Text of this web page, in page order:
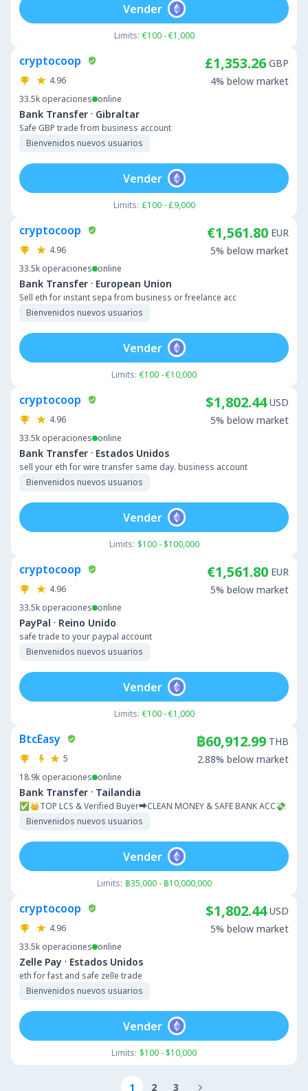
Limits: €100 - €1,000
Vender
cryptocoop
4.96
33.5k operaciones online
Bank Transfer · Gibraltar
Safe GBP trade from business account
Bienvenidos nuevos usuarios
£1,353.26 GBP
4% below market
Limits: £100 - £9,000
Vender
cryptocoop
4.96
33.5k operaciones online
Bank Transfer · European Union
Sell eth for instant sepa from business or freelance acc
Bienvenidos nuevos usuarios
€1,561.80 EUR
5% below market
Limits: €100 - €10,000
Vender
cryptocoop
4.96
33.5k operaciones online
Bank Transfer · Estados Unidos
sell your eth for wire transfer same day. business account
Bienvenidos nuevos usuarios
$1,802.44 USD
5% below market
Limits: $100 - $100,000
Vender
cryptocoop
4.96
33.5k operaciones online
PayPal · Reino Unido
safe trade to your paypal account
Bienvenidos nuevos usuarios
€1,561.80 EUR
5% below market
Limits: €100 - €1,000
Vender
BtcEasy
5
18.9k operaciones online
Bank Transfer · Tailandia
✅👑TOP LCS & Verified Buyer➡️CLEAN MONEY & SAFE BANK ACC💸
Bienvenidos nuevos usuarios
฿60,912.99 THB
2.88% below market
Limits: ฿35,000 - ฿10,000,000
Vender
cryptocoop
4.96
33.5k operaciones online
Zelle Pay · Estados Unidos
eth for fast and safe zelle trade
Bienvenidos nuevos usuarios
$1,802.44 USD
5% below market
Limits: $100 - $10,000
Vender
1 2 3 